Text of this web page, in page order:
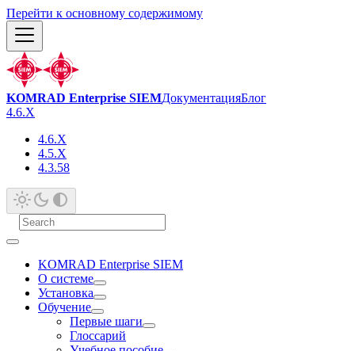
Перейти к основному содержимому
KOMRAD Enterprise SIEMДокументацияБлог
4.6.X
4.6.X
4.5.X
4.3.58
KOMRAD Enterprise SIEM
О системе
Установка
Обучение
Первые шаги
Глоссарий